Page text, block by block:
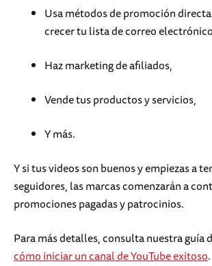
Usa métodos de promoción
crecer tu lista de correo
Haz marketing de afiliados,
Vende tus productos y servicios,
Y más.
Y si tus videos son buenos y empiezas a
seguidores, las marcas comenzarán a
promociones pagadas y patrocinios.
Para más detalles, consulta nuestra guía
cómo iniciar un canal de YouTube exitoso.